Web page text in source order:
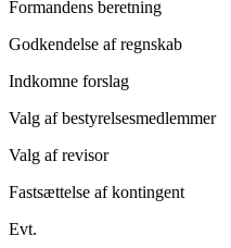
Formandens beretning
Godkendelse af regnskab
Indkomne forslag
Valg af bestyrelsesmedlemmer
Valg af revisor
Fastsættelse af kontingent
Evt.